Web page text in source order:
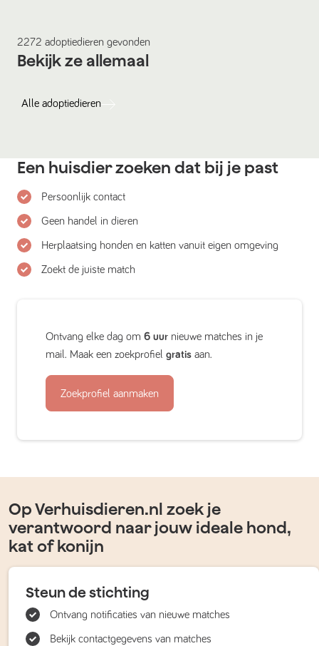
2272 adoptiedieren gevonden
Bekijk ze allemaal
Alle adoptiedieren
Een huisdier zoeken dat bij je past
Persoonlijk contact
Geen handel in dieren
Herplaatsing honden en katten vanuit eigen omgeving
Zoekt de juiste match
Ontvang elke dag om 6 uur nieuwe matches in je
mail. Maak een zoekprofiel gratis aan.
Zoekprofiel aanmaken
Op Verhuisdieren.nl zoek je
verantwoord naar jouw ideale hond,
kat of konijn
Steun de stichting
Ontvang notificaties van nieuwe matches
Bekijk contactgegevens van matches